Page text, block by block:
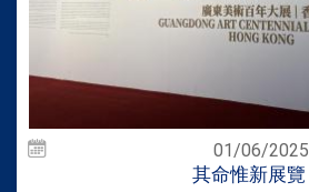
01/06/2025
其命惟新展覽